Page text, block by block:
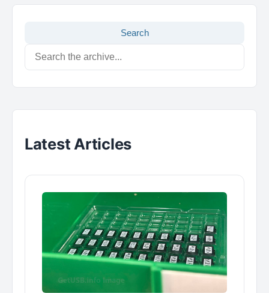
Search
Latest Articles